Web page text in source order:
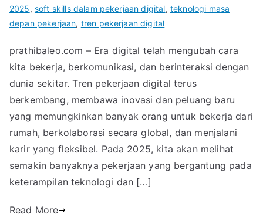
2025, soft skills dalam pekerjaan digital, teknologi masa
depan pekerjaan, tren pekerjaan digital
prathibaleo.com – Era digital telah mengubah cara
kita bekerja, berkomunikasi, dan berinteraksi dengan
dunia sekitar. Tren pekerjaan digital terus
berkembang, membawa inovasi dan peluang baru
yang memungkinkan banyak orang untuk bekerja dari
rumah, berkolaborasi secara global, dan menjalani
karir yang fleksibel. Pada 2025, kita akan melihat
semakin banyaknya pekerjaan yang bergantung pada
keterampilan teknologi dan […]
Read More